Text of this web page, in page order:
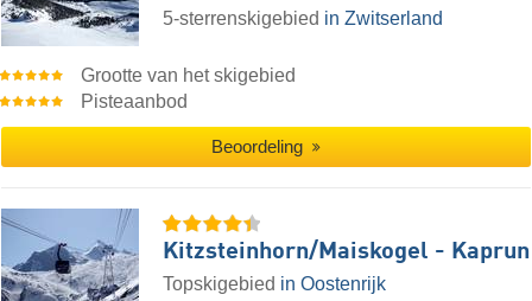
5-sterrenskigebied in Zwitserland
Grootte van het skigebied
Pisteaanbod
Beoordeling
Kitzsteinhorn/​Maiskogel - Kaprun
Topskigebied in Oostenrijk